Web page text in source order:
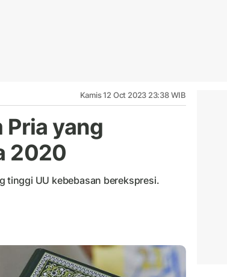
Kamis 12 Oct 2023 23:38 WIB
Pria yang
2020
tinggi UU kebebasan berekspresi.